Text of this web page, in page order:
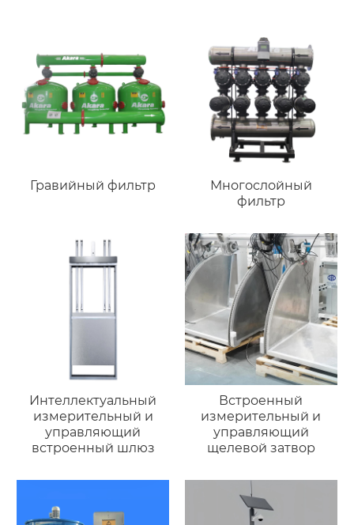
Гравийный фильтр
Многослойный
фильтр
Интеллектуальный
измерительный и
управляющий
встроенный шлюз
Встроенный
измерительный и
управляющий
щелевой затвор